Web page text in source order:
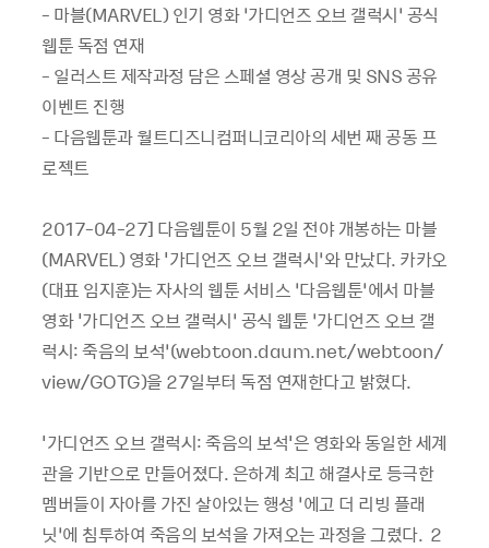
- 마블(MARVEL) 인기 영화 ‘가디언즈 오브 갤럭시’ 공식
웹툰 독점 연재
- 일러스트 제작과정 담은 스페셜 영상 공개 및 SNS 공유
이벤트 진행
- 다음웹툰과 월트디즈니컴퍼니코리아의 세번 째 공동 프
로젝트
2017-04-27] 다음웹툰이 5월 2일 전야 개봉하는 마블
(MARVEL) 영화 '가디언즈 오브 갤럭시’와 만났다. 카카오
(대표 임지훈)는 자사의 웹툰 서비스 ‘다음웹툰’에서 마블
영화 '가디언즈 오브 갤럭시’ 공식 웹툰 ‘가디언즈 오브 갤
럭시: 죽음의 보석’(webtoon.daum.net/webtoon/
view/GOTG)을 27일부터 독점 연재한다고 밝혔다.
'가디언즈 오브 갤럭시: 죽음의 보석'은 영화와 동일한 세계
관을 기반으로 만들어졌다. 은하계 최고 해결사로 등극한
멤버들이 자아를 가진 살아있는 행성 ‘에고 더 리빙 플래
닛’에 침투하여 죽음의 보석을 가져오는 과정을 그렸다. 2